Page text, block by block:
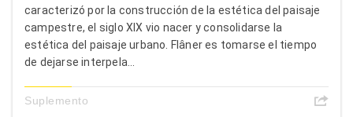
caracterizó por la construcción de la estética del paisaje
campestre, el siglo XIX vio nacer y consolidarse la
estética del paisaje urbano. Flâner es tomarse el tiempo
de dejarse interpela...
Suplemento